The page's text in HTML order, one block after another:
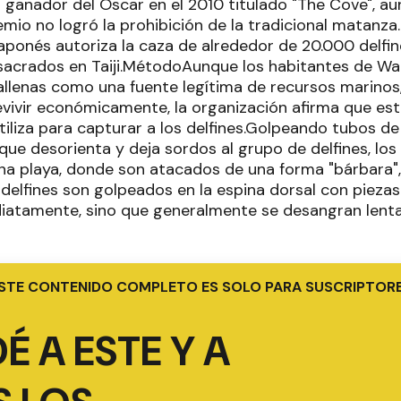
del Oscar en el 2010 titulado "The Cove",
no logró la prohibición de la tradicional
autoriza la caza de alrededor de 20.000
en Taiji.MétodoAunque los habitantes de
como una fuente legítima de recursos
económicamente, la organización afirma que
para capturar a los delfines.Golpeando tubos
desorienta y deja sordos al grupo de delfines,
playa, donde son atacados de una forma
son golpeados en la espina dorsal con
sino que generalmente se desangran
CONTENIDO COMPLETO ES SOLO PARA
A ESTE Y A